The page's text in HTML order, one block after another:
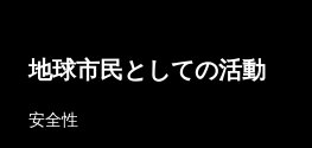
地球市民としての活動
安全性